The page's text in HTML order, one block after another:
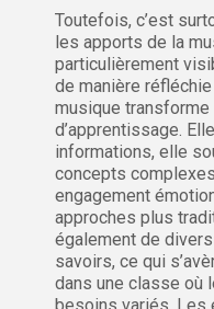
Toutefois, c’est
les apports de la
particulièrement
de manière
musique transforme
d’apprentissage.
informations, elle
concepts
engagement
approches plus
également de
savoirs, ce qui
dans une classe où
besoins variés. Les